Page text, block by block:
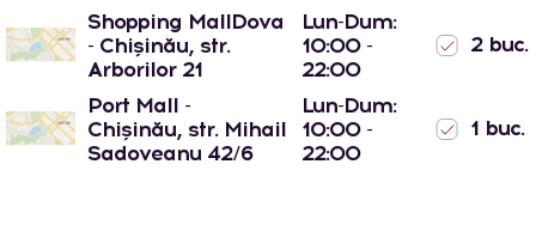
Shopping MallDova
- Chișinău, str.
Arborilor 21
Lun-Dum:
10:00 -
22:00
2 buc.
Port Mall -
Chișinău, str. Mihail
Sadoveanu 42/6
Lun-Dum:
10:00 -
22:00
1 buc.